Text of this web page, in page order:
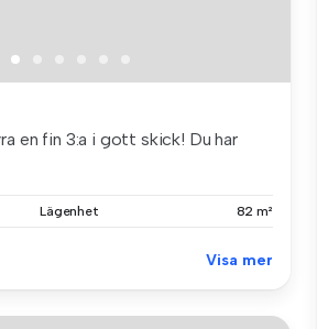
en fin 3:a i gott skick! Du har
Lägenhet 82 m²
Visa mer